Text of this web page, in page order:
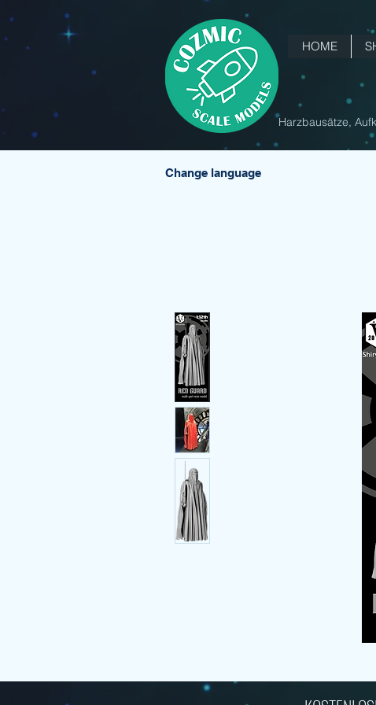
HOME
Harzbausätze,
Change language